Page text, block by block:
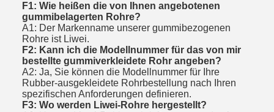
F1: Wie heißen die von Ihnen angebotenen
gummibelagerten Rohre?
A1: Der Markenname unserer gummibezogenen
Rohre ist Liwei.
F2: Kann ich die Modellnummer für das von mir
bestellte gummiverkleidete Rohr angeben?
A2: Ja, Sie können die Modellnummer für Ihre
Rubber-ausgekleidete Rohrbestellung nach Ihren
spezifischen Anforderungen definieren.
F3: Wo werden Liwei-Rohre hergestellt?